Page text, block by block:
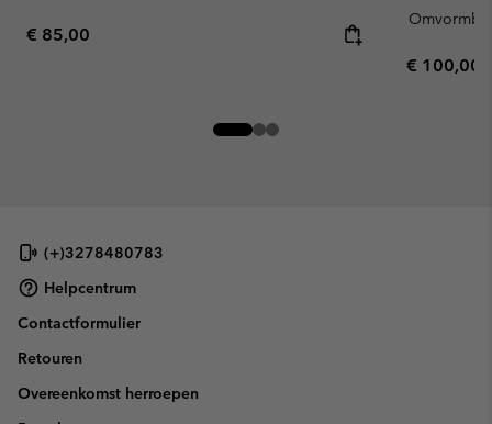
Regular price:
€ 85,00
Regular
€ 100,00
(+)3278480783
Helpcentrum
Contactformulier
Retouren
Overeenkomst herroepen